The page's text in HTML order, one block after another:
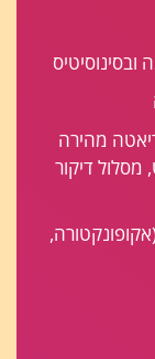
ובסינוסיטיס
מהירה
מסלול דיקור